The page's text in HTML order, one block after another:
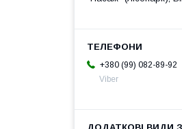
+380 (99) 082-89-92
Viber